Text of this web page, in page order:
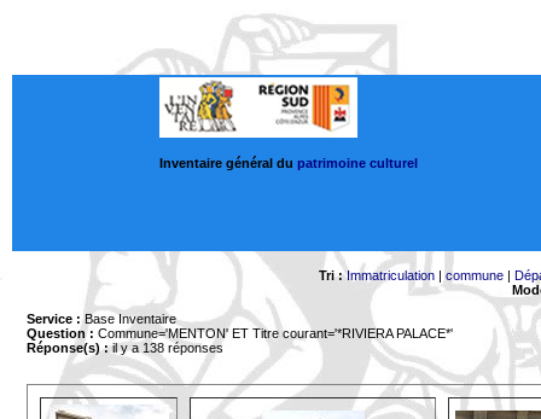
Inventaire général du patrimoine culturel
Tri : Immatriculation |commune |
Service : Base Inventaire
Question : Commune='MENTON' ET Titre courant='*RIVIERA PALACE*'
Réponse(s) :il y a 138 réponses